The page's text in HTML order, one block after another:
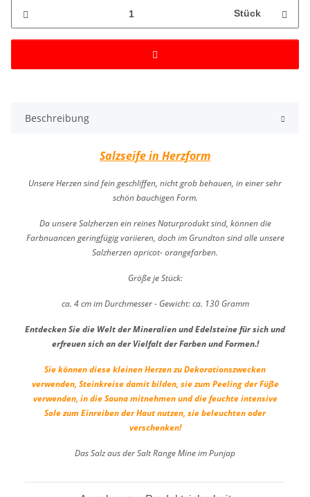
Stück
Beschreibung
Salzseife in Herzform
Unsere Herzen sind fein geschliffen, nicht grob behauen, in einer sehr
schön bauchigen Form.
Da unsere Salzherzen ein reines Naturprodukt sind, können die
Farbnuancen geringfügig variieren, doch im Grundton sind alle unsere
Salzherzen apricot- orangefarben.
Größe je Stück:
ca. 4 cm im Durchmesser - Gewicht: ca. 130 Gramm
Entdecken Sie die Welt der Mineralien und Edelsteine für sich und
erfreuen sich an der Vielfalt der Farben und Formen.!
Sie können diese kleinen Herzen zu Dekorationszwecken
verwenden, Steinkreise damit bilden, sie zum Peeling der Füße
verwenden, in dieSauna mitnehmen und die feuchte intensive
Sole zum Einreiben derHaut nutzen, sie beleuchten oder
verschenken!
Das Salz aus der Salt Range Mine im Punjap